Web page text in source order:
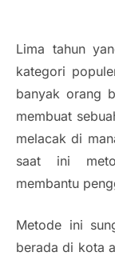
Lima tahun
kategori
banyak orang
membuat
melacak di
saat ini
membantu
Metode ini
berada di kota